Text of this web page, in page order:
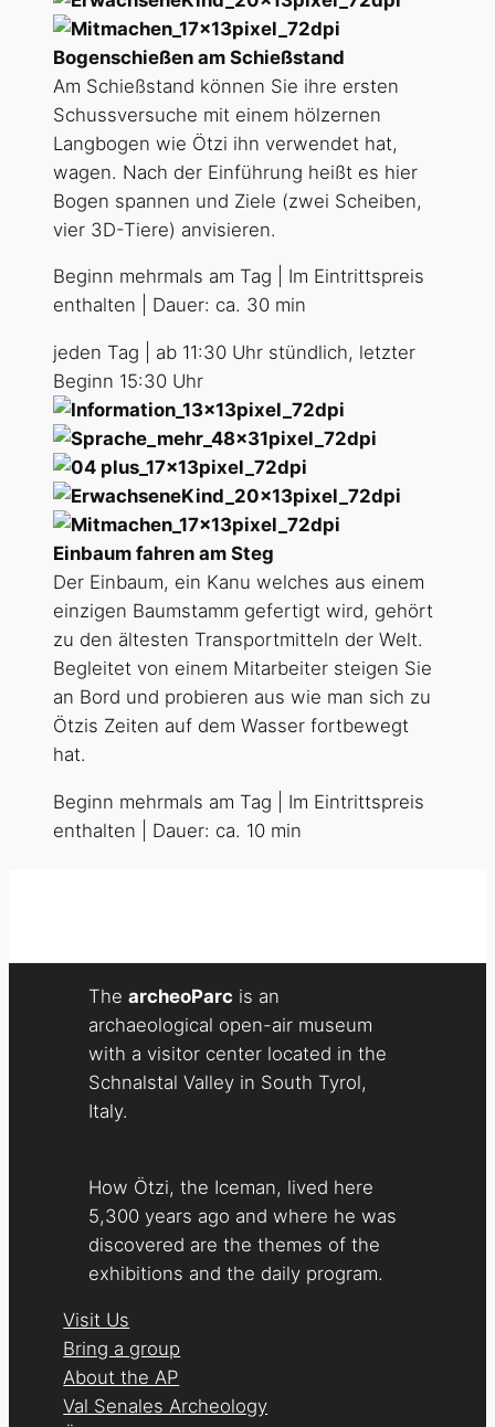
Bogenschießen am Schießstand
Am Schießstand können Sie ihre ersten
Schussversuche mit einem hölzernen
Langbogen wie Ötzi ihn verwendet hat,
wagen. Nach der Einführung heißt es hier
Bogen spannen und Ziele (zwei Scheiben,
vier 3D-Tiere) anvisieren.
Beginn mehrmals am Tag | Im Eintrittspreis
enthalten | Dauer: ca. 30 min
jeden Tag | ab 11:30 Uhr stündlich, letzter
Beginn 15:30 Uhr
Einbaum fahren am Steg
Der Einbaum, ein Kanu welches aus einem
einzigen Baumstamm gefertigt wird, gehört
zu den ältesten Transportmitteln der Welt.
Begleitet von einem Mitarbeiter steigen Sie
an Bord und probieren aus wie man sich zu
Ötzis Zeiten auf dem Wasser fortbewegt
hat.
Beginn mehrmals am Tag | Im Eintrittspreis
enthalten | Dauer: ca. 10 min
The archeoParc is an
archaeological open-air museum
with a visitor center located in the
Schnalstal Valley in South Tyrol,
Italy.
How Ötzi, the Iceman, lived here
5,300 years ago and where he was
discovered are the themes of the
exhibitions and the daily program.
Visit Us
Bring a group
About the AP
Val Senales Archeology